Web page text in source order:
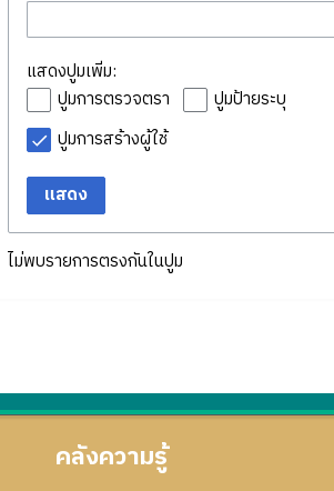
แสดงปูมเพิ่ม:
ปูมการตรวจตรา
ปูมป้ายระบุ
ปูมการสร้างผู้ใช้
แสดง
ไม่พบรายการตรงกันในปูม
คลังความรู้